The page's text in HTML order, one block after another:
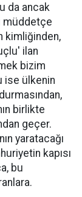
da ancak
müddetçe
kimliğinden,
ilan
bizim
ise ülkenin
birlikte
geçer.
yaratacağı
kapısı
bu